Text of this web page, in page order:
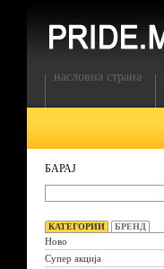
насловна страна
БАРАЈ
КАТЕГОРИИ БРЕНД
Ново
Супер акција